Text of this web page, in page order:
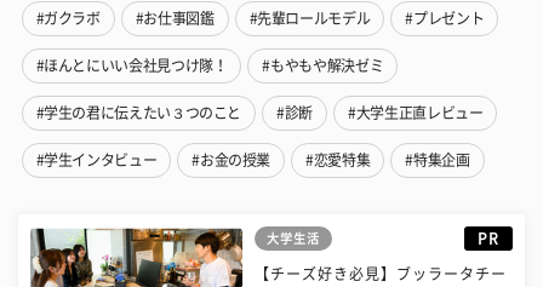
#ガクラボ #お仕事図鑑 #先輩ロールモデル #プレゼント
#ほんとにいい会社見つけ隊！ #もやもや解決ゼミ
#学生の君に伝えたい３つのこと #診断 #大学生正直レビュー
#学生インタビュー #お金の授業 #恋愛特集 #特集企画
大学生活 PR
【チーズ好き必見】ブッラータチー